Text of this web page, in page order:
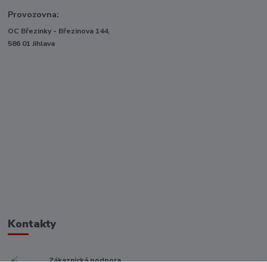
Provozovna:
OC Březinky - Březinova 144,
586 01 Jihlava
Kontakty